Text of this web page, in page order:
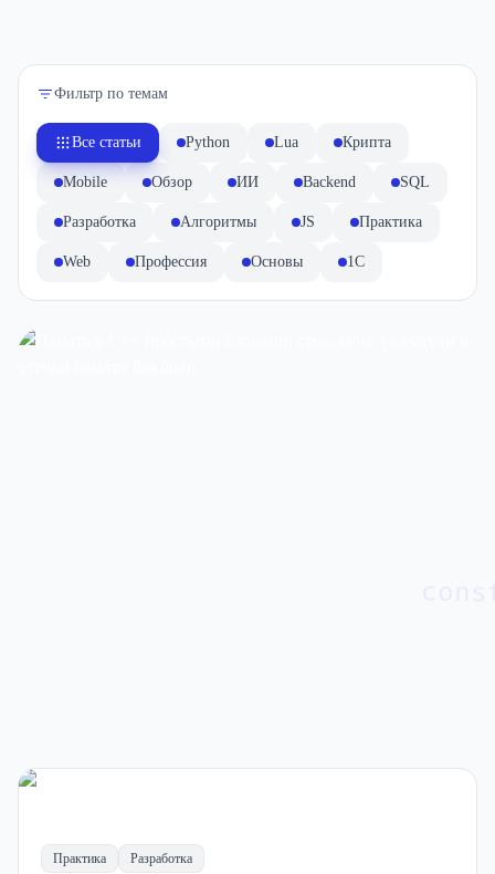
Фильтр по темам
Все статьи Python Lua Крипта
Mobile Обзор ИИ Backend SQL
Разработка Алгоритмы JS Практика
Web Профессия Основы 1C
Обзор Разработка Профессия
словами: стек, куча, указатели
Практика Разработка